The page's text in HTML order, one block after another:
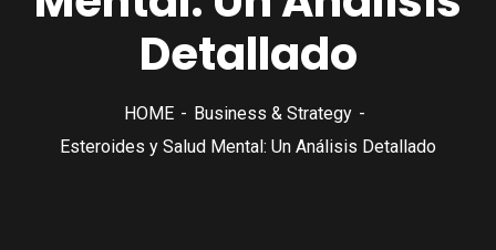
Detallado
HOME
Business & Strategy
Esteroides y Salud Mental: Un Análisis Detallado